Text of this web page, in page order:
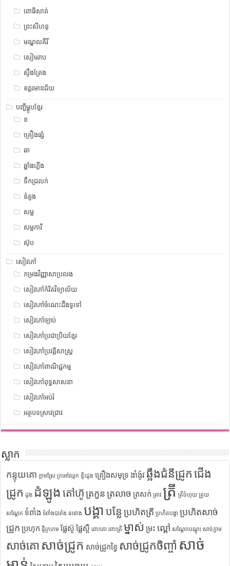
ពោធិសាត់
ព្រះសីហនុ
មណ្ឌលគីរី
សៀមរាប
ស្ទឹង​​ត្រែង
ឧត្ដរមានជ័យ
បញ្ជីម្ហូបខ្មែរ
ខ
គ្រឿងផ្សំ
ឆា
ឆ្នាំងភ្លើង
ទឹកជ្រលក់
នំគួង
សម្ល
សម្លការី
ស៊ុប
សៀវភៅ
កម្រងវិញ្ញាសាប្រលង
សៀវភៅកំរិតវិទ្យាល័យ
សៀវភៅចំណេះដឹងទូទៅ
សៀវភៅច្បាប់
សៀវភៅប្រជាប្រិយខ្មែរ
សៀវភៅប្រវត្តិសាស្រ្ត
សៀវភៅពាណិជ្ជកម្ម
សៀវភៅពុទ្ធសាសនា
សៀវភៅអប់រំ
អត្ថបទស្រាវជ្រាវ
ស្លាក
កន្ទុយគោ ក្តាមស្រែ ក្រអៅឈូក ខ្ទិះដូង គ្រឿងសមុទ្រ ងាំង៉ូវ ឆ្អឹងជំនីជ្រូក ជើង
ជ្រូក ដូង ដំឡូង តៅហ៊ូ ត្រកួន ត្រលាច ត្រសក់ ត្រាវ ត្រី ត្រីចំហុយ ត្រួយ
សណ្តែក ទំពាំង ទំពាំងបារាំង ននោង បង្គា បន្លែ ប្រហិតត្រី ប្រហិតបង្គា ប្រហិតសាច់
ជ្រូក ប្រហុក ផ្ទីក្រហម ផ្លែស៊ូ ផ្លែស្ពឺ ពោះគោ ពោះត្រី ម្នាស់ ម្រះ ល្ពៅ សណ្តែកបណ្តុះ សាច់ក្តាម
សាច់គោ សាច់ជ្រូក សាច់ជ្រូកខ្វៃ សាច់ជ្រូកចិញ្ចាំ សាច់